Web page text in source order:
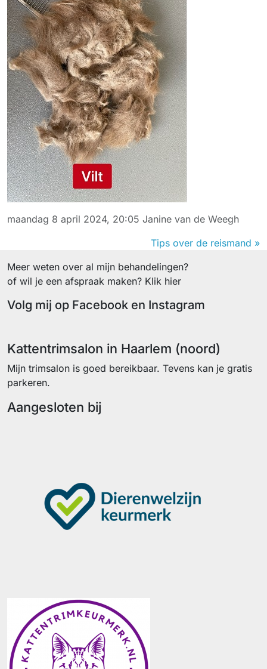
maandag 8 april 2024, 20:05 Janine van de Weegh
Tips over de reismand »
Meer weten over al mijn behandelingen?
of wil je een afspraak maken? Klik hier
Volg mij op Facebook en Instagram
Kattentrimsalon in Haarlem (noord)
Mijn trimsalon is goed bereikbaar. Tevens kan je gratis
parkeren.
Aangesloten bij